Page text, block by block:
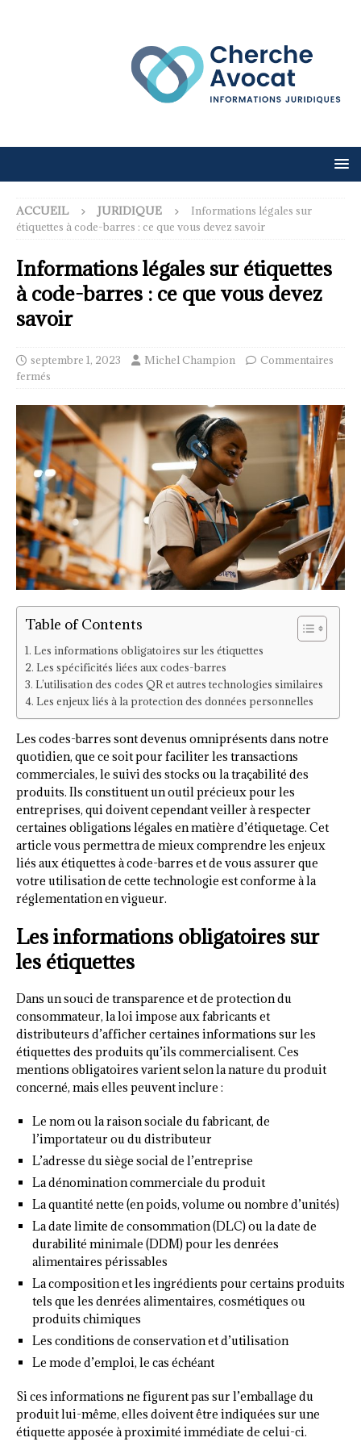
ACCUEIL JURIDIQUE
Informations légales sur
étiquettes à code-barres : ce que vous devez savoir
Informations légales sur étiquettes
à code-barres : ce que vous devez
savoir
septembre 1, 2023 Michel Champion
Commentaires
fermés
Table of Contents
Les informations obligatoires sur les étiquettes
Les spécificités liées aux codes-barres
L’utilisation des codes QR et autres technologies similaires
Les enjeux liés à la protection des données personnelles
Les codes-barres sont devenus omniprésents dans notre
quotidien, que ce soit pour faciliter les transactions
commerciales, le suivi des stocks ou la traçabilité des
produits. Ils constituent un outil précieux pour les
entreprises, qui doivent cependant veiller à respecter
certaines obligations légales en matière d’étiquetage. Cet
article vous permettra de mieux comprendre les enjeux
liés aux étiquettes à code-barres et de vous assurer que
votre utilisation de cette technologie est conforme à la
réglementation en vigueur.
Les informations obligatoires sur
les étiquettes
Dans un souci de transparence et de protection du
consommateur, la loi impose aux fabricants et
distributeurs d’afficher certaines informations sur les
étiquettes des produits qu’ils commercialisent. Ces
mentions obligatoires varient selon la nature du produit
concerné, mais elles peuvent inclure :
Le nom ou la raison sociale du fabricant, de
l’importateur ou du distributeur
L’adresse du siège social de l’entreprise
La dénomination commerciale du produit
La quantité nette (en poids, volume ou nombre d’unités)
La date limite de consommation (DLC) ou la date de
durabilité minimale (DDM) pour les denrées
alimentaires périssables
La composition et les ingrédients pour certains produits
tels que les denrées alimentaires, cosmétiques ou
produits chimiques
Les conditions de conservation et d’utilisation
Le mode d’emploi, le cas échéant
Si ces informations ne figurent pas sur l’emballage du
produit lui-même, elles doivent être indiquées sur une
étiquette apposée à proximité immédiate de celui-ci.